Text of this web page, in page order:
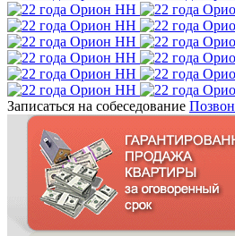
Записаться на собеседование